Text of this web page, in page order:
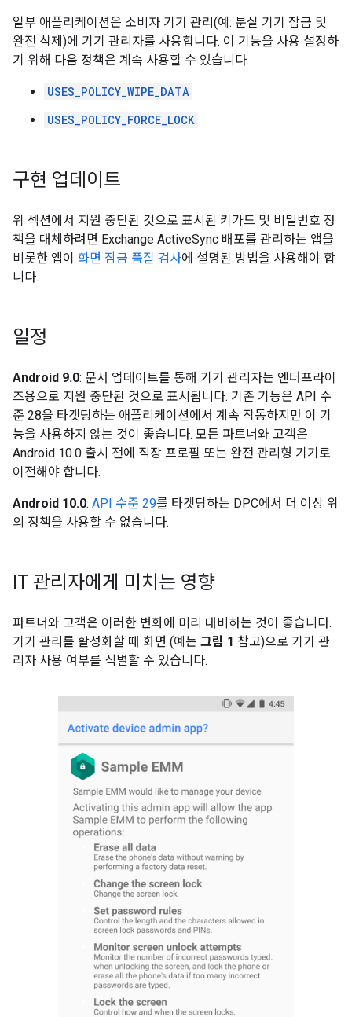
일부 애플리케이션은 소비자 기기 관리(예: 분실 기기 잠금 및
완전 삭제)에 기기 관리자를 사용합니다. 이 기능을 사용 설정하
기 위해 다음 정책은 계속 사용할 수 있습니다.
USES_POLICY_WIPE_DATA
USES_POLICY_FORCE_LOCK
구현 업데이트
위 섹션에서 지원 중단된 것으로 표시된 키가드 및 비밀번호 정
책을 대체하려면 Exchange ActiveSync 배포를 관리하는 앱을
비롯한 앱이 화면 잠금 품질 검사에 설명된 방법을 사용해야 합
니다.
일정
Android 9.0: 문서 업데이트를 통해 기기 관리자는 엔터프라이
즈용으로 지원 중단된 것으로 표시됩니다. 기존 기능은 API 수
준 28을 타겟팅하는 애플리케이션에서 계속 작동하지만 이 기
능을 사용하지 않는 것이 좋습니다. 모든 파트너와 고객은
Android 10.0 출시 전에 직장 프로필 또는 완전 관리형 기기로
이전해야 합니다.
Android 10.0: API 수준 29를 타겟팅하는 DPC에서 더 이상 위
의 정책을 사용할 수 없습니다.
IT 관리자에게 미치는 영향
파트너와 고객은 이러한 변화에 미리 대비하는 것이 좋습니다.
기기 관리를 활성화할 때 화면 (예는 그림 1 참고)으로 기기 관
리자 사용 여부를 식별할 수 있습니다.